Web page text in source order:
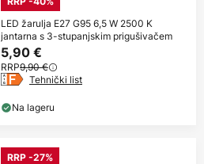
LED žarulja E27 G95 6,5 W 2500 K
jantarna s 3-stupanjskim prigušivačem
5,90 €
RRP9,90 €
Tehnički list
Na lageru
RRP -27%